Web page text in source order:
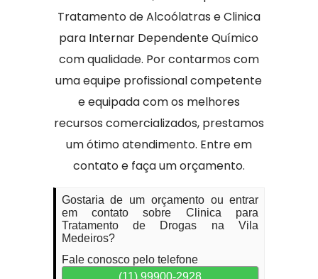
Tratamento de Alcoólatras e Clinica
para Internar Dependente Químico
com qualidade. Por contarmos com
uma equipe profissional competente
e equipada com os melhores
recursos comercializados, prestamos
um ótimo atendimento. Entre em
contato e faça um orçamento.
Gostaria de um orçamento ou entrar
em contato sobre Clinica para
Tratamento de Drogas na Vila
Medeiros?
Fale conosco pelo telefone
(11) 99900-2928